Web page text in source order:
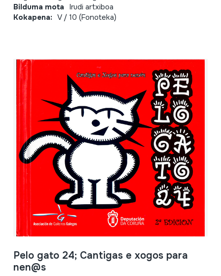
Bilduma mota Irudi artxiboa
Kokapena: V / 10 (Fonoteka)
Pelo gato 24; Cantigas e xogos para
nen@s